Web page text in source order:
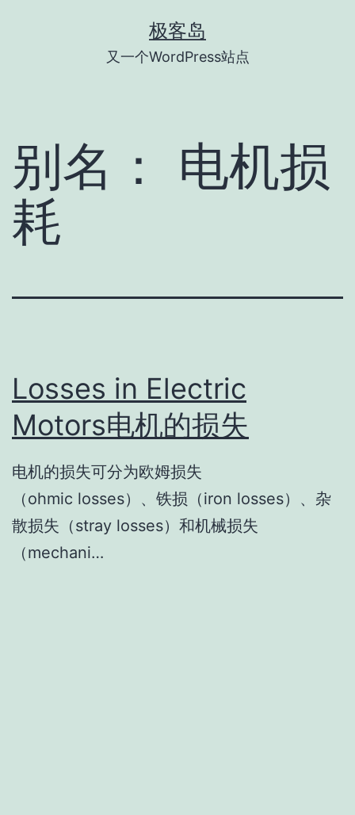
极客岛
又一个WordPress站点
别名： 电机损
耗
Losses in Electric
Motors电机的损失
​电机的损失可分为欧姆损失
（ohmic losses）、铁损（iron losses）、杂
散损失（stray losses）和机械损失
（mechani…